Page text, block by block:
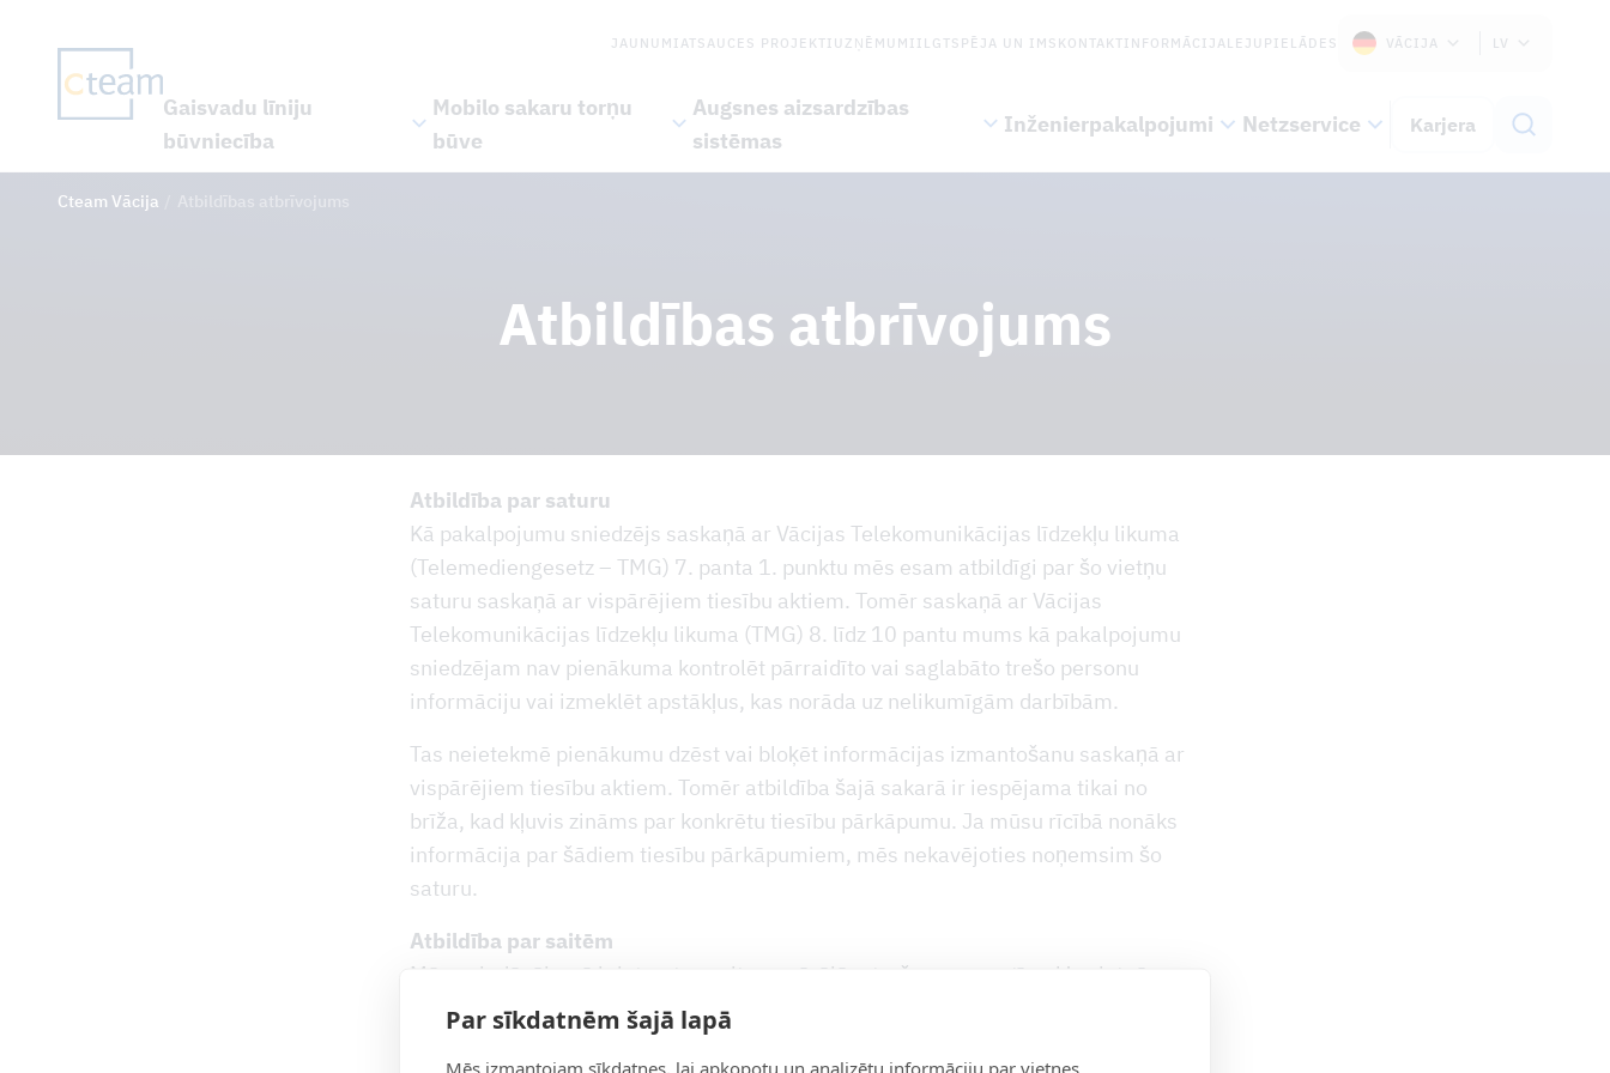
Gaisvadu līniju
būvniecība
Mobilo sakaru torņu
būve
Augsnes aizsardzības
sistēmas
Inženierpakalpojumi Netzservice Karjera
JAUNUMI ATSAUCES PROJEKTI UZŅĒMUMI ILGTSPĒJA UN IMS KONTAKTINFORMĀCIJA LEJUPIELĀDES VĀCIJA LV
Cteam Vācija
Atbildības atbrīvojums
Atbildība par saturu
Kā pakalpojumu sniedzējs saskaņā ar Vācijas Telekomunikācijas līdzekļu likuma
(Telemediengesetz – TMG) 7. panta 1. punktu mēs esam atbildīgi par šo vietņu
saturu saskaņā ar vispārējiem tiesību aktiem. Tomēr saskaņā ar Vācijas
Telekomunikācijas līdzekļu likuma (TMG) 8. līdz 10 pantu mums kā pakalpojumu
sniedzējam nav pienākuma kontrolēt pārraidīto vai saglabāto trešo personu
informāciju vai izmeklēt apstākļus, kas norāda uz nelikumīgām darbībām.
Tas neietekmē pienākumu dzēst vai bloķēt informācijas izmantošanu saskaņā ar
vispārējiem tiesību aktiem. Tomēr atbildība šajā sakarā ir iespējama tikai no
brīža, kad kļuvis zināms par konkrētu tiesību pārkāpumu. Ja mūsu rīcībā nonāks
informācija par šādiem tiesību pārkāpumiem, mēs nekavējoties noņemsim šo
saturu.
Atbildība par saitēm
Mūsu piedāvājumā ir ietvertas saites uz ārējām trešo personu tīmekļa vietnēm,
kuru saturu mēs nevaram ietekmēt. Tāpēc mēs nevaram uzņemties atbildību par
šo trešo personu publicēto saturu. Par vietņu saturu, kas pieejamas ar saišu
Par sīkdatnēm šajā lapā
Mēs izmantojam sīkdatnes, lai apkopotu un analizētu informāciju par vietnes